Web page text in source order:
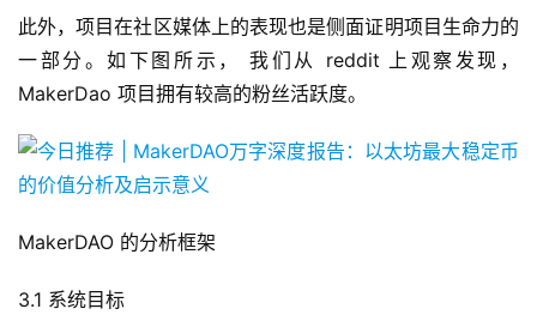
此外，项目在社区媒体上的表现也是侧面证明项目生命力的
一部分。如下图所示， 我们从 reddit 上观察发现，
MakerDao 项目拥有较高的粉丝活跃度。
MakerDAO 的分析框架
3.1 系统目标